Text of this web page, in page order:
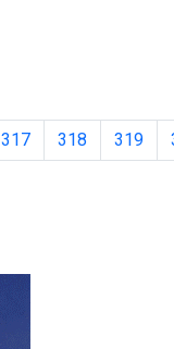
317 318 319